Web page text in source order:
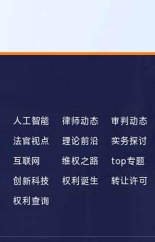
人工智能 律师动态
审判动态
法官视点 理论前沿
实务探讨
互联网 维权之路
top专题
创新科技 权利诞生
转让许可
权利查询